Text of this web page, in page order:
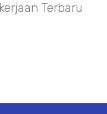
Terbaru